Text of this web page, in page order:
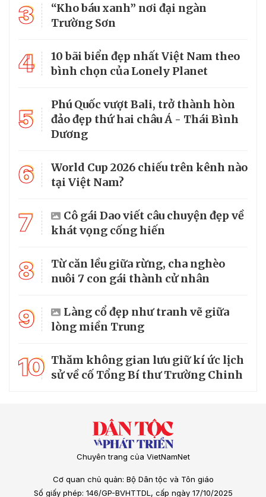
3
“Kho báu xanh” nơi đại ngàn
Trường Sơn
4
10 bãi biển đẹp nhất Việt Nam theo
bình chọn của Lonely Planet
5
Phú Quốc vượt Bali, trở thành hòn
đảo đẹp thứ hai châu Á - Thái Bình
Dương
6
World Cup 2026 chiếu trên kênh nào
tại Việt Nam?
7
Cô gái Dao viết câu chuyện đẹp về
khát vọng cống hiến
8
Từ căn lều giữa rừng, cha nghèo
nuôi 7 con gái thành cử nhân
9
Làng cổ đẹp như tranh vẽ giữa
lòng miền Trung
10 Thăm không gian lưu giữ kí ức lịch
sử về cố Tổng Bí thư Trường Chinh
Chuyên trang của VietNamNet
Cơ quan chủ quản: Bộ Dân tộc và Tôn giáo
Số giấy phép: 146/GP-BVHTTDL, cấp ngày 17/10/2025